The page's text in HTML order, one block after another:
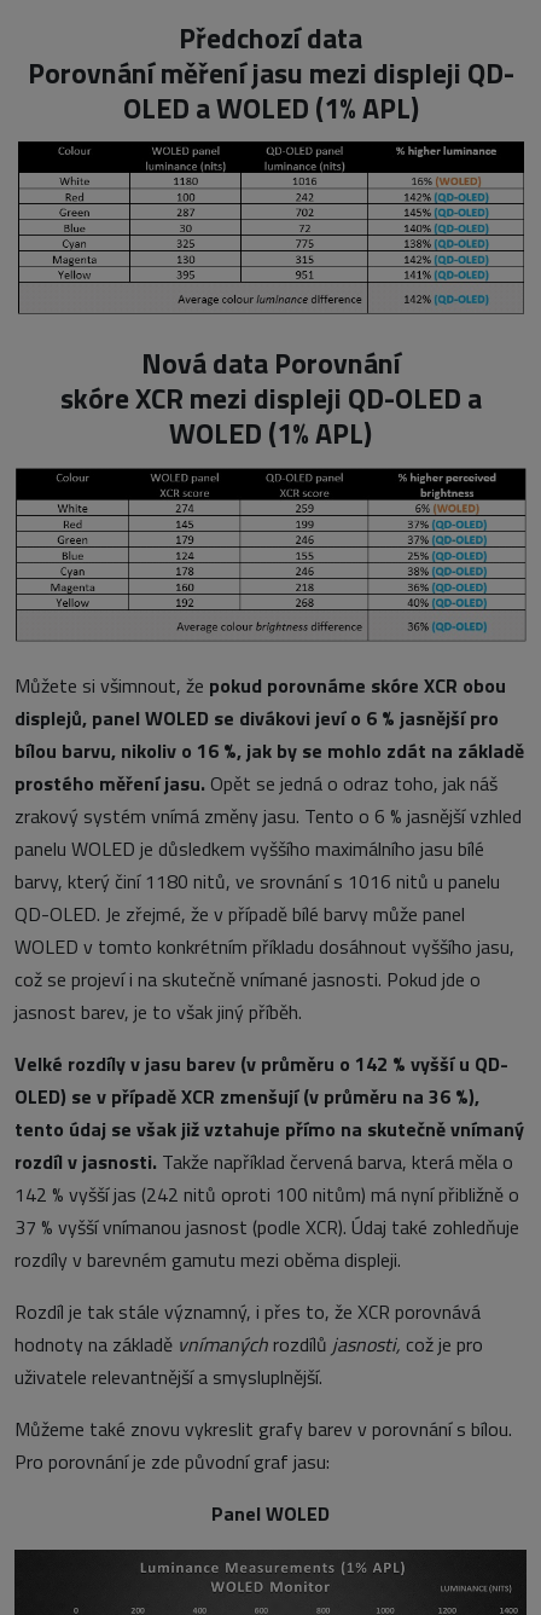
Předchozí data
Porovnání měření jasu mezi displeji QD-
OLED a WOLED (1% APL)
Nová data Porovnání
skóre XCR mezi displeji QD-OLED a
WOLED (1% APL)
Můžete si všimnout, že pokud porovnáme skóre XCR obou
displejů, panel WOLED se divákovi jeví o 6 % jasnější pro
bílou barvu, nikoliv o 16 %, jak by se mohlo zdát na základě
prostého měření jasu. Opět se jedná o odraz toho, jak náš
zrakový systém vnímá změny jasu. Tento o 6 % jasnější vzhled
panelu WOLED je důsledkem vyššího maximálního jasu bílé
barvy, který činí 1180 nitů, ve srovnání s 1016 nitů u panelu
QD-OLED. Je zřejmé, že v případě bílé barvy může panel
WOLED v tomto konkrétním příkladu dosáhnout vyššího jasu,
což se projeví i na skutečně vnímané jasnosti. Pokud jde o
jasnost barev, je to však jiný příběh.
Velké rozdíly v jasu barev (v průměru o 142 % vyšší u QD-
OLED) se v případě XCR zmenšují (v průměru na 36 %),
tento údaj se však již vztahuje přímo na skutečně vnímaný
rozdíl v jasnosti. Takže například červená barva, která měla o
142 % vyšší jas (242 nitů oproti 100 nitům) má nyní přibližně o
37 % vyšší vnímanou jasnost (podle XCR). Údaj také zohledňuje
rozdíly v barevném gamutu mezi oběma displeji.
Rozdíl je tak stále významný, i přes to, že XCR porovnává
hodnoty na základě vnímaných rozdílů jasnosti, což je pro
uživatele relevantnější a smysluplnější.
Můžeme také znovu vykreslit grafy barev v porovnání s bílou.
Pro porovnání je zde původní graf jasu:
Panel WOLED